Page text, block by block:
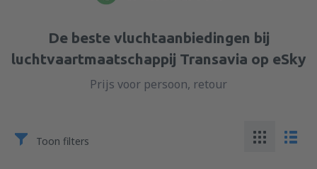
De beste vluchtaanbiedingen bij
luchtvaartmaatschappij Transavia op eSky
Prijs voor persoon, retour
Toon filters